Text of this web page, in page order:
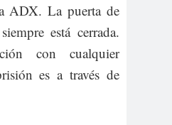
ADX. La puerta de
está cerrada.
con cualquier
es a través de